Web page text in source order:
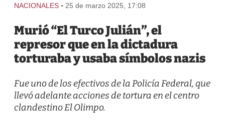
NACIONALES - 25 de marzo 2025, 17:08
Murió “El Turco Julián”, el
represor que en la dictadura
torturaba y usaba símbolos nazis
Fue uno de los efectivos de la Policía Federal, que
llevó adelante acciones de tortura en el centro
clandestino El Olimpo.